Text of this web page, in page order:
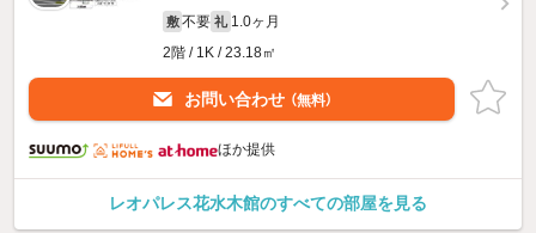
敷 不要 礼 1.0ヶ月
2階 / 1K / 23.18㎡
お問い合わせ （無料）
ほか提供
レオパレス花水木館のすべての部屋を見る